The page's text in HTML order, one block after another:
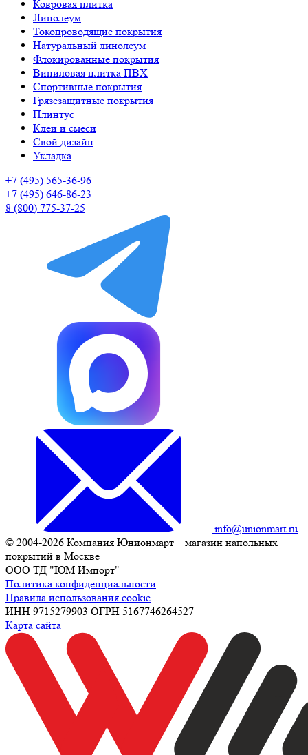
Ковровая плитка
Линолеум
Токопроводящие покрытия
Натуральный линолеум
Флокированные покрытия
Виниловая плитка ПВХ
Спортивные покрытия
Грязезащитные покрытия
Плинтус
Клеи и смеси
Свой дизайн
Укладка
+7 (495) 565-36-96
+7 (495) 646-86-23
8 (800) 775-37-25
info@unionmart.ru
© 2004-2026 Компания Юнионмарт – магазин напольных
покрытий в Москве
ООО ТД "ЮМ Импорт"
Политика конфиденциальности
Правила использования cookie
ИНН 9715279903 ОГРН 5167746264527
Карта сайта